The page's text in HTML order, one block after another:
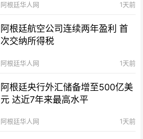
阿根廷华人网 1天前
阿根廷航空公司连续两年盈利 首
次交纳所得税
阿根廷华人网 1天前
阿根廷央行外汇储备增至500亿美
元 达近7年来最高水平
阿根廷华人网 1天前